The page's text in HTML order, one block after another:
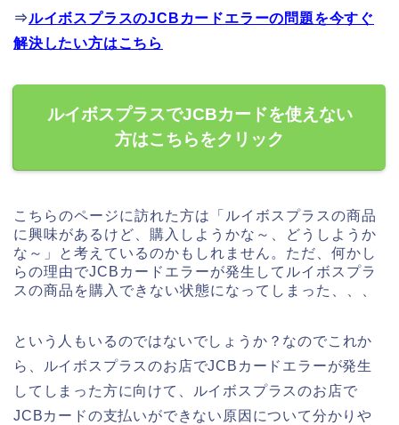
⇒ルイボスプラスのJCBカードエラーの問題を今すぐ
解決したい方はこちら
ルイボスプラスでJCBカードを使えない
方はこちらをクリック
こちらのページに訪れた方は「ルイボスプラスの商品
に興味があるけど、購入しようかな～、どうしようか
な～」と考えているのかもしれません。ただ、何かし
らの理由でJCBカードエラーが発生してルイボスプラ
スの商品を購入できない状態になってしまった、、、
という人もいるのではないでしょうか？なのでこれか
ら、ルイボスプラスのお店でJCBカードエラーが発生
してしまった方に向けて、ルイボスプラスのお店で
JCBカードの支払いができない原因について分かりや